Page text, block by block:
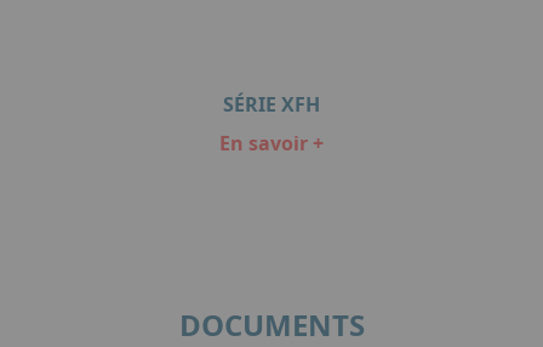
SÉRIE XFH
En savoir +
DOCUMENTS